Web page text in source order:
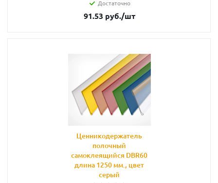
Достаточно
91.53 руб./шт
Ценникодержатель
полочный
самоклеящийся DBR60
длина 1250 мм., цвет
серый